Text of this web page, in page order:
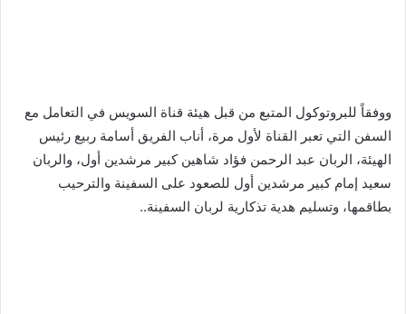
ووفقاً للبروتوكول المتبع من قبل هيئة قناة السويس في التعامل مع
السفن التي تعبر القناة لأول مرة، أناب الفريق أسامة ربيع رئيس
الهيئة، الربان عبد الرحمن فؤاد شاهين كبير مرشدين أول، والربان
سعيد إمام كبير مرشدين أول للصعود على السفينة والترحيب
بطاقمها، وتسليم هدية تذكارية لربان السفينة..